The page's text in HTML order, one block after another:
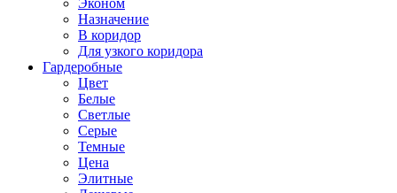
Эконом
Назначение
В коридор
Для узкого коридора
Гардеробные
Цвет
Белые
Светлые
Серые
Темные
Цена
Элитные